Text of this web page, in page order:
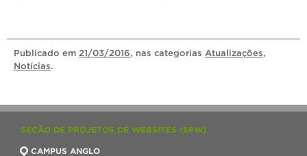
Publicado em 21/03/2016, nas categorias Atualizações,
Notícias.
SEÇÃO DE PROJETOS DE WEBSITES (SPW)
CAMPUS ANGLO